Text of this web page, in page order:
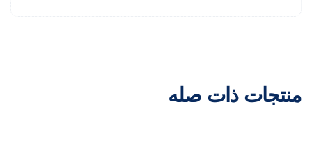
منتجات ذات صله